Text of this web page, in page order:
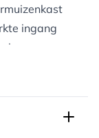
ingang